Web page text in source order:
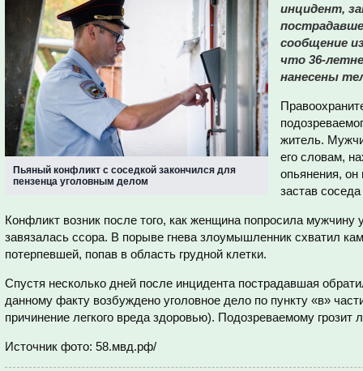
Пьяный конфликт с соседкой закончился для
пензенца уголовным делом
инцидент,
сообщение
что 36-
нанесены
житель.
его словам,
опьянения,
застав
Конфликт возник после того, как женщина попросила мужчину
завязалась ссора. В порыве гнева злоумышленник схватил
потерпевшей, попав в область грудной клетки.
Спустя несколько дней после инцидента пострадавшая
данному факту возбуждено уголовное дело по пункту «в»
причинение легкого вреда здоровью). Подозреваемому
Источник фото: 58.мвд.рф/